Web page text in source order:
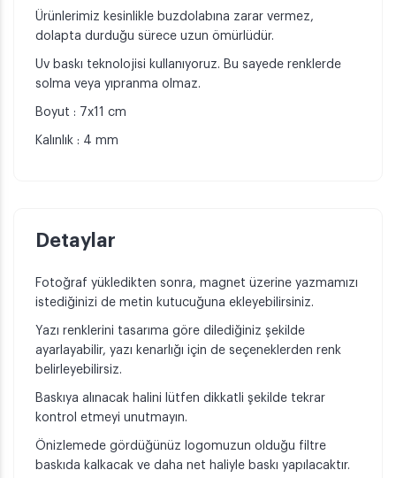
Ürünlerimiz kesinlikle buzdolabına zarar vermez,
dolapta durduğu sürece uzun ömürlüdür.
Uv baskı teknolojisi kullanıyoruz. Bu sayede renklerde
solma veya yıpranma olmaz.
Boyut : 7x11 cm
Kalınlık : 4 mm
Detaylar
Fotoğraf yükledikten sonra, magnet üzerine yazmamızı
istediğinizi de metin kutucuğuna ekleyebilirsiniz.
Yazı renklerini tasarıma göre dilediğiniz şekilde
ayarlayabilir, yazı kenarlığı için de seçeneklerden renk
belirleyebilirsiz.
Baskıya alınacak halini lütfen dikkatli şekilde tekrar
kontrol etmeyi unutmayın.
Önizlemede gördüğünüz logomuzun olduğu filtre
baskıda kalkacak ve daha net haliyle baskı yapılacaktır.